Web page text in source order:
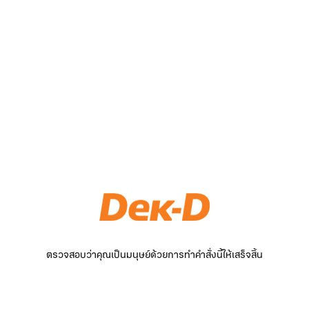
ตรวจสอบว่าคุณเป็นมนุษย์ด้วยการทำคำสั่งนี้ให้เสร็จสิ้น